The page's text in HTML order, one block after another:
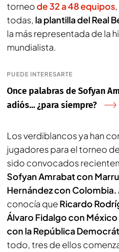
torneode 32 a 48 equipos
todas, la plantilla del Real
la más representada de la
mundialista.
PUEDE INTERESARTE
Once palabras de Sofyan
adiós... ¿para siempre?
Los verdiblancos ya han
jugadores para el torneo
sido convocados
Sofyan Amrabat con
Hernández con Colombia.
conocía que Ricardo
Álvaro Fidalgo con
con la República
todo, tres de ellos